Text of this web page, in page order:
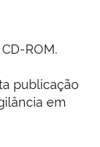
ROM.
publicação
em